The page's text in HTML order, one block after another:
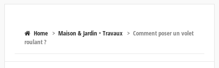
Home> Maison & Jardin • Travaux> Comment poser un volet
roulant ?